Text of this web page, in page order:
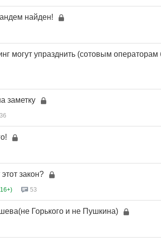
найден!
могут упразднить (сотовым операторам
заметку
36
закон?
16+) 53
Горького и не Пушкина)